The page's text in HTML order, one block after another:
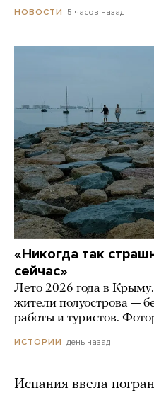
НОВОСТИ 5 часов назад
«Никогда так
сейчас»
Лето 2026 года в
жители полуострова —
работы и туристов.
ИСТОРИИ день назад
Испания ввела